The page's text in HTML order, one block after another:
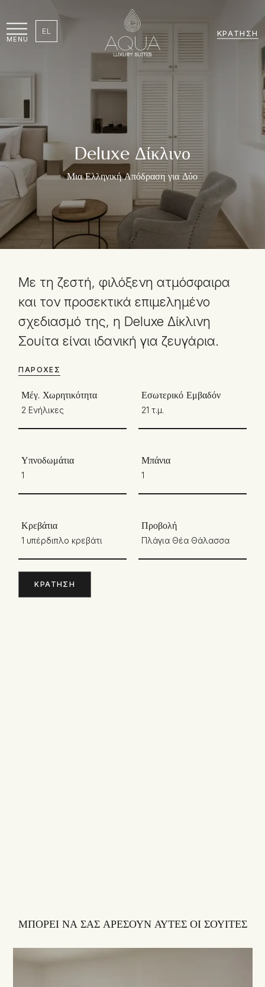
EL ΚΡΆΤΗΣΗ
MENU
Deluxe Δίκλινο
Μια Ελληνική Απόδραση για Δύο
Με τη ζεστή, φιλόξενη ατμόσφαιρα
και τον προσεκτικά επιμελημένο
σχεδιασμό της, η Deluxe Δίκλινη
Σουίτα είναι ιδανική για ζευγάρια.
ΠΑΡΟΧΈΣ
Μέγ. Χωρητικότητα
2 Ενήλικες
Εσωτερικό Εμβαδόν
21 τ.μ.
Υπνοδωμάτια
1
Μπάνια
1
Κρεβάτια
1 υπέρδιπλο κρεβάτι
Προβολή
Πλάγια Θέα Θάλασσα
ΚΡΆΤΗΣΗ
ΜΠΟΡΕΙ ΝΑ ΣΑΣ ΑΡΕΣΟΥΝ ΑΥΤΕΣ ΟΙ ΣΟΥΙΤΕΣ